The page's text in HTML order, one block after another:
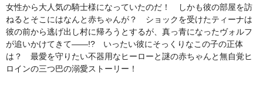
女性から大人気の騎士様になっていたのだ！ しかも彼の部屋を訪
ねるとそこにはなんと赤ちゃんが？ ショックを受けたティーナは
彼の前から逃げ出し村に帰ろうとするが、真っ青になったヴォルフ
が追いかけてきて――!? いったい彼にそっくりなこの子の正体
は？ 最愛を守りたい不器用なヒーローと謎の赤ちゃんと無自覚ヒ
ロインの三つ巴の溺愛ストーリー！